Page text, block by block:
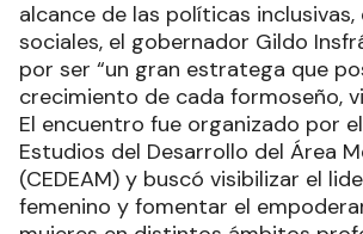
alcance de las políticas
sociales, el gobernador Gildo
por ser “un gran estratega que
crecimiento de cada formoseño,
El encuentro fue organizado por
Estudios del Desarrollo del Área
(CEDEAM) y buscó visibilizar el
femenino y fomentar el